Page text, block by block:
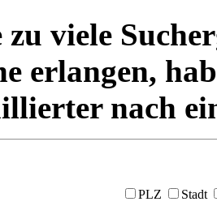
zu viele
erlangen,
nach
PLZ
Stadt